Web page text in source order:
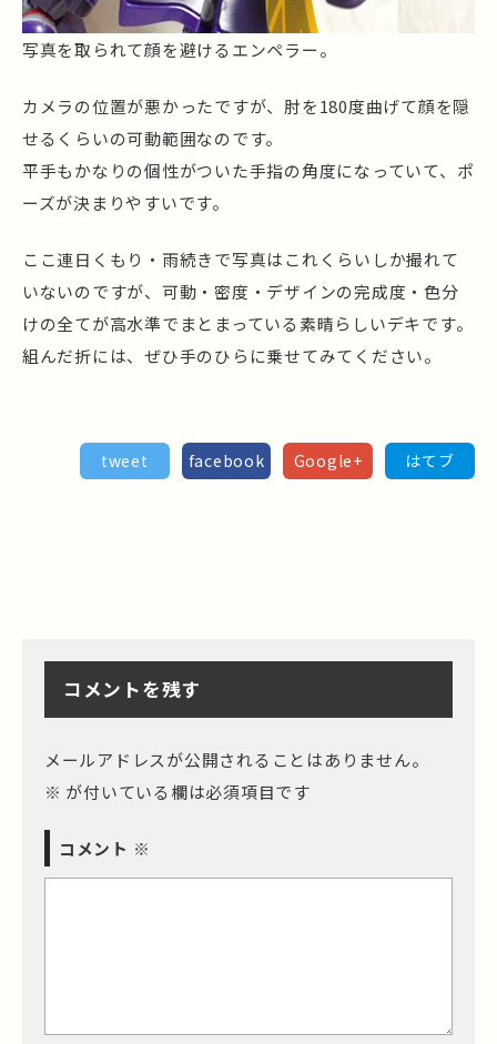
写真を取られて顔を避けるエンペラー。
カメラの位置が悪かったですが、肘を180度曲げて顔を隠
せるくらいの可動範囲なのです。
平手もかなりの個性がついた手指の角度になっていて、ポ
ーズが決まりやすいです。
ここ連日くもり・雨続きで写真はこれくらいしか撮れて
いないのですが、可動・密度・デザインの完成度・色分
けの全てが高水準でまとまっている素晴らしいデキです。
組んだ折には、ぜひ手のひらに乗せてみてください。
tweet facebook Google+ はてブ
コメントを残す
メールアドレスが公開されることはありません。
※ が付いている欄は必須項目です
コメント ※